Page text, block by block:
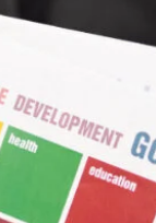
STAFFS
８月号【法務】ニ